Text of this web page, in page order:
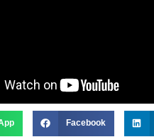
Facebook